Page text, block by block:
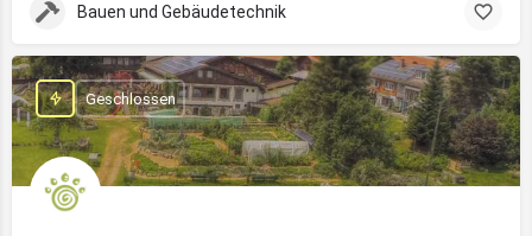
Bauen und Gebäudetechnik
Geschlossen